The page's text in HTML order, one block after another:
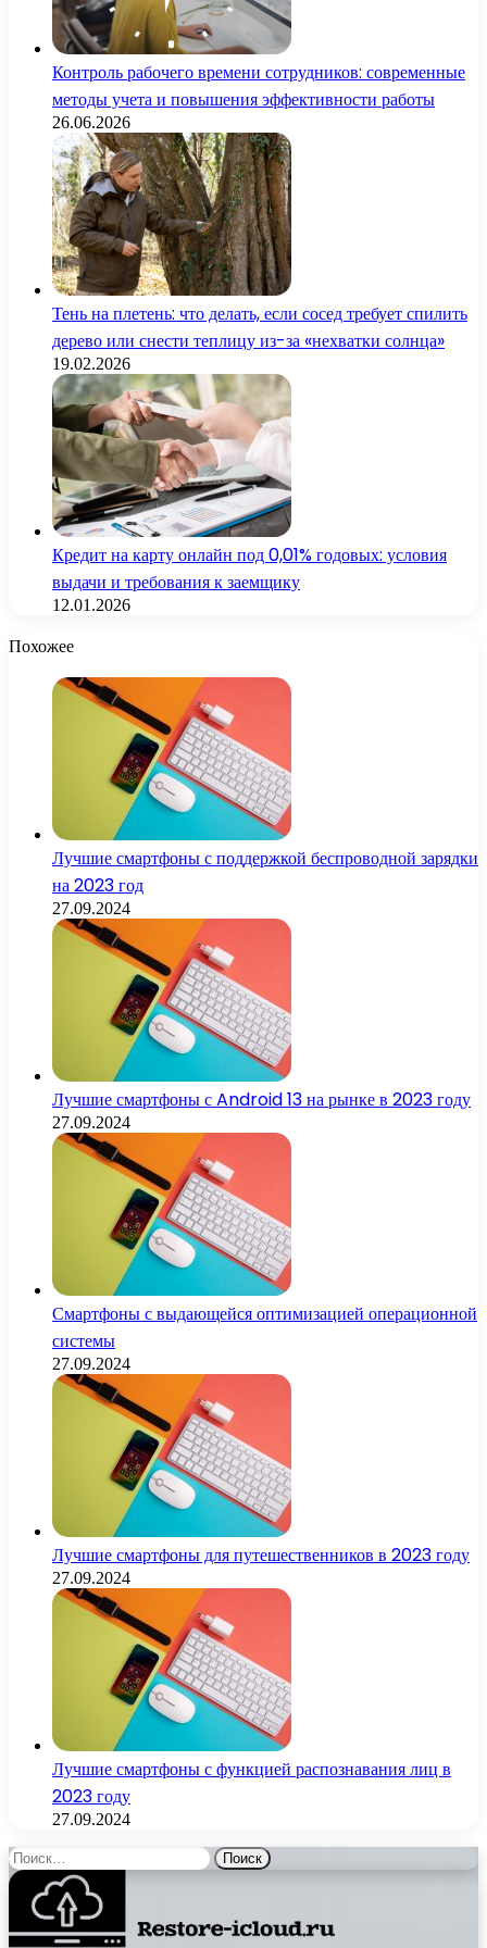
Контроль рабочего времени сотрудников: современные
методы учета и повышения эффективности работы
26.06.2026
Тень на плетень: что делать, если сосед требует спилить
дерево или снести теплицу из-за «нехватки солнца»
19.02.2026
Кредит на карту онлайн под 0,01% годовых: условия
выдачи и требования к заемщику
12.01.2026
Похожее
Лучшие смартфоны с поддержкой беспроводной зарядки
на 2023 год
27.09.2024
Лучшие смартфоны с Android 13 на рынке в 2023 году
27.09.2024
Смартфоны с выдающейся оптимизацией операционной
системы
27.09.2024
Лучшие смартфоны для путешественников в 2023 году
27.09.2024
Лучшие смартфоны с функцией распознавания лиц в
2023 году
27.09.2024
Найти: